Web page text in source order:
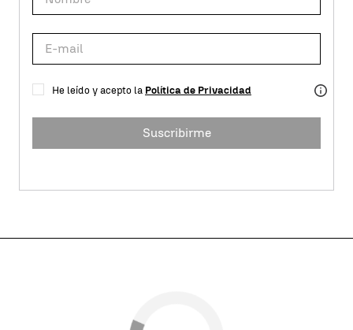
He leído y acepto la Política de Privacidad
Suscribirme